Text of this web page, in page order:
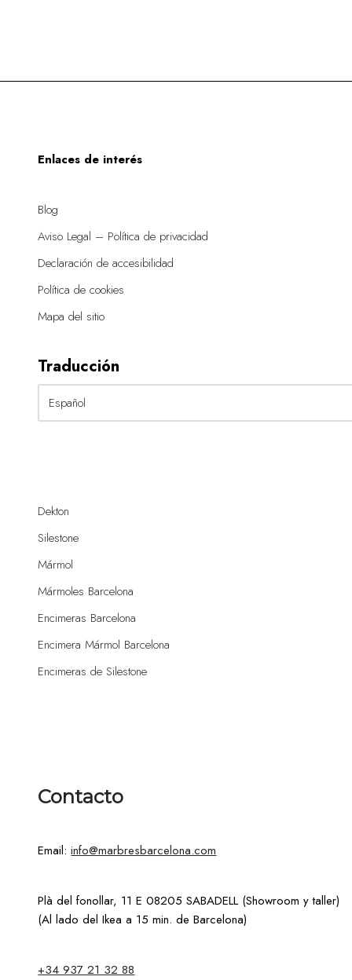
Enlaces de interés
Blog
Aviso Legal – Política de privacidad
Declaración de accesibilidad
Política de cookies
Mapa del sitio
Traducción
Dekton
Silestone
Mármol
Mármoles Barcelona
Encimeras Barcelona
Encimera Mármol Barcelona
Encimeras de Silestone
Contacto
Email:info@marbresbarcelona.com
Plà del fonollar, 11 E 08205 SABADELL (Showroom y taller)
(Al lado del Ikea a 15 min. de Barcelona)
+34 937 21 32 88